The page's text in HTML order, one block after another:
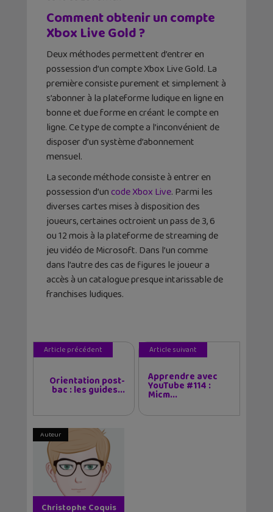
Comment obtenir un compte
Xbox Live Gold ?
Deux méthodes permettent d’entrer en
possession d’un compte Xbox Live Gold. La
première consiste purement et simplement à
s’abonner à la plateforme ludique en ligne en
bonne et due forme en créant le compte en
ligne. Ce type de compte a l’inconvénient de
disposer d’un système d’abonnement
mensuel.
La seconde méthode consiste à entrer en
possession d’uncode Xbox Live. Parmi les
diverses cartes mises à disposition des
joueurs, certaines octroient un pass de 3, 6
ou 12 mois à la plateforme de streaming de
jeu vidéo de Microsoft. Dans l’un comme
dans l’autre des cas de figures le joueur a
accès à un catalogue presque intarissable de
franchises ludiques.
Article précédent
Orientation post-
bac : les guides...
Article suivant
Apprendre avec
YouTube #114 :
Micm...
Auteur
Christophe Coquis